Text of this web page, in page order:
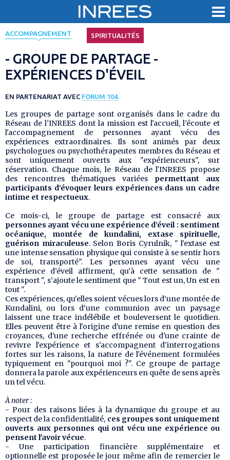
< Revenir aux évènements
ACCOMPAGNEMENT SPIRITUALITÉS
- GROUPE DE PARTAGE -
EXPÉRIENCES D'ÉVEIL
EN PARTENARIAT AVEC FORUM 104.
Les groupes de partage sont organisés dans le cadre du
Réseau de l’INREES dont la mission est l'accueil, l’écoute et
l'accompagnement de personnes ayant vécu des
expériences extraordinaires. Ils sont animés par deux
psychologues ou psychothérapeutes membres du Réseau et
sont uniquement ouverts aux "expérienceurs", sur
réservation. Chaque mois, le Réseau de l'INREES propose
des rencontres thématiques variées permettant aux
participants d’évoquer leurs expériences dans un cadre
intime et respectueux.
Ce mois-ci, le groupe de partage est consacré aux
personnes ayant vécu une expérience d’éveil : sentiment
océanique, montée de kundalini, extase spirituelle,
guérison miraculeuse. Selon Boris Cyrulnik, " l'extase est
une intense sensation physique qui consiste à se sentir hors
de soi, transporté". Les personnes ayant vécu une
expérience d’éveil affirment, qu’à cette sensation de "
transport ", s’ajoute le sentiment que " Tout est un, Un est en
tout ".
Ces expériences, qu'elles soient vécues lors d’une montée de
Kundalini, ou lors d’une communion avec un paysage
laissent une trace indélébile et bouleversent le quotidien.
Elles peuvent être à l'origine d'une remise en question des
croyances, d'une recherche effrénée ou d'une crainte de
revivre l'expérience et s'accompagnent d'interrogations
fortes sur les raisons, la nature de l'événement formulées
typiquement en "pourquoi moi ?". Ce groupe de partage
donnera la parole aux expérienceurs en quête de sens après
un tel vécu.
À noter :
- Pour des raisons liées à la dynamique du groupe et au
respect de la confidentialité, ces groupes sont uniquement
ouverts aux personnes qui ont vécu une expérience ou
pensent l'avoir vécue.
- Une participation financière supplémentaire et
optionnelle est proposée le jour même afin de remercier le